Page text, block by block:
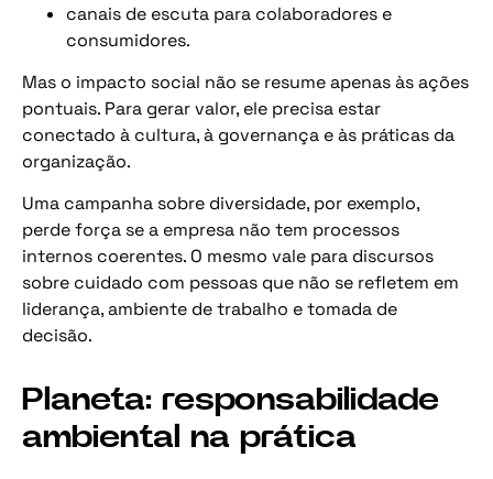
canais de escuta para colaboradores e
consumidores.
Mas o impacto social não se resume apenas às ações
pontuais. Para gerar valor, ele precisa estar
conectado à cultura, à governança e às práticas da
organização.
Uma campanha sobre diversidade, por exemplo,
perde força se a empresa não tem processos
internos coerentes. O mesmo vale para discursos
sobre cuidado com pessoas que não se refletem em
liderança, ambiente de trabalho e tomada de
decisão.
Planeta: responsabilidade
ambiental na prática